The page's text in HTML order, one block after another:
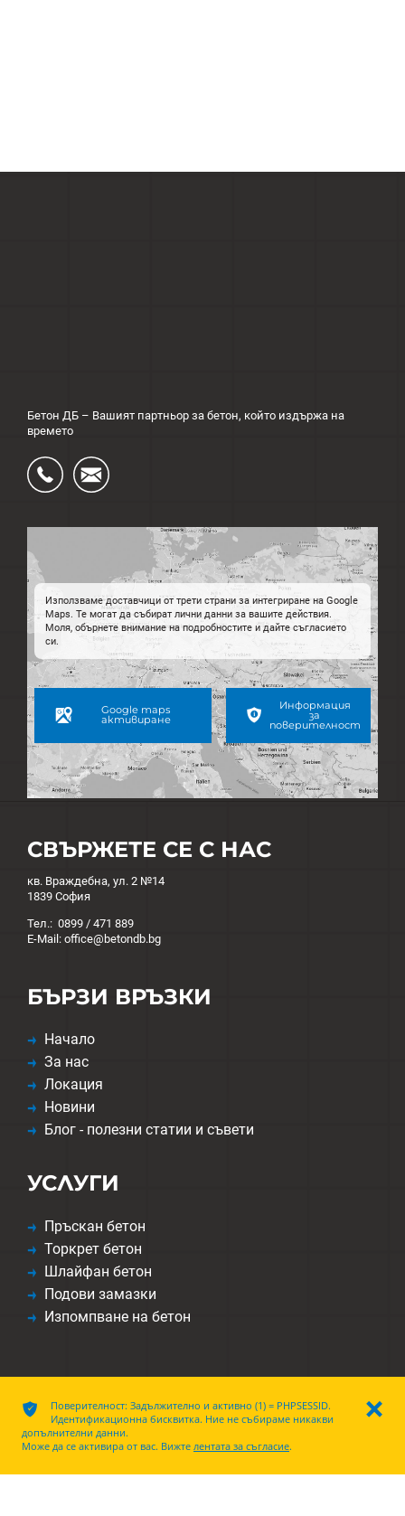
Бетон ДБ – Вашият партньор за бетон, който издържа на
времето
Ÿ Ś
Използваме доставчици от трети страни за интегриране на Google
Maps. Те могат да събират лични данни за вашите действия.
Моля, обърнете внимание на подробностите и дайте съгласието
си.
Google maps
активиране
Информация
за
поверителност
СВЪРЖЕТЕ СЕ С НАС
кв. Враждебна, ул. 2 №14
1839 София
Тел.: 0899 / 471 889
E-Mail: office@betondb.bg
БЪРЗИ ВРЪЗКИ
Начало
За нас
Локация
Новини
Блог - полезни статии и съвети
УСЛУГИ
Пръскан бетон
Торкрет бетон
Шлайфан бетон
Подови замазки
Изпомпване на бетон
Декларация за защита на данните
ı
ͳ
Поверителност: Задължително и активно (1) = PHPSESSID.
Идентификационна бисквитка. Ние не събираме никакви
допълнителни данни.
Може да се активира от вас. Вижте лентата за съгласие.